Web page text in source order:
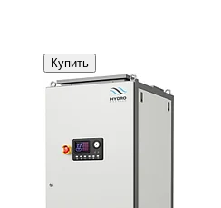
Купить